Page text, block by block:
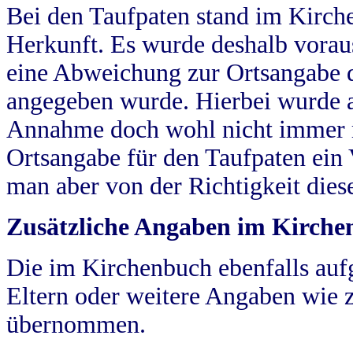
Bei den Taufpaten stand im
Herkunft. Es wurde deshalb
eine Abweichung zur
angegeben wurde. Hierbei wurde
Annahme doch wohl nicht
Ortsangabe für den Taufpaten
man aber von der Richtigkeit
Zusätzliche Angaben im
Die im Kirchenbuch ebenfalls
Eltern oder weitere Angaben wie
übernommen.